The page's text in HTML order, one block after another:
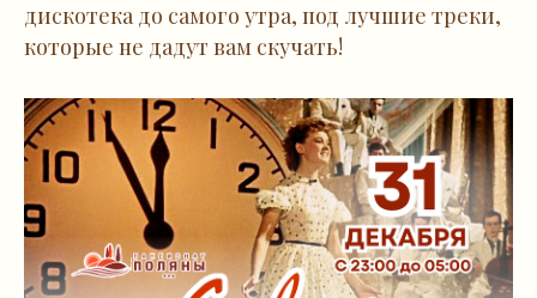
дискотека до самого утра, под лучшие треки,
которые не дадут вам скучать!